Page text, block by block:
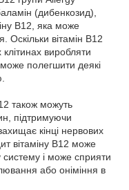
(дибенкозид),
B12, яка може
Оскільки вітамін B12
виробляти
може полегшити деякі
також можуть
підтримуючи
кінці нервових
вітаміну B12 може
і може сприяти
або оніміння в